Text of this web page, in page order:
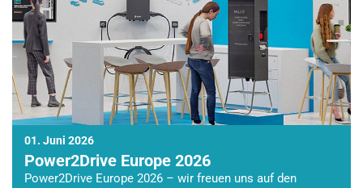
01. Juni 2026
Power2Drive Europe 2026
Power2Drive Europe 2026 – wir freuen uns auf den